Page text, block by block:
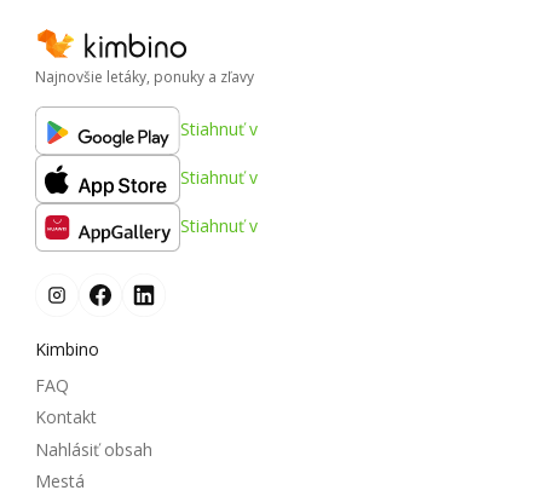
Najnovšie letáky, ponuky a zľavy
Stiahnuť v
Stiahnuť v
Stiahnuť v
Kimbino
FAQ
Kontakt
Nahlásiť obsah
Mestá